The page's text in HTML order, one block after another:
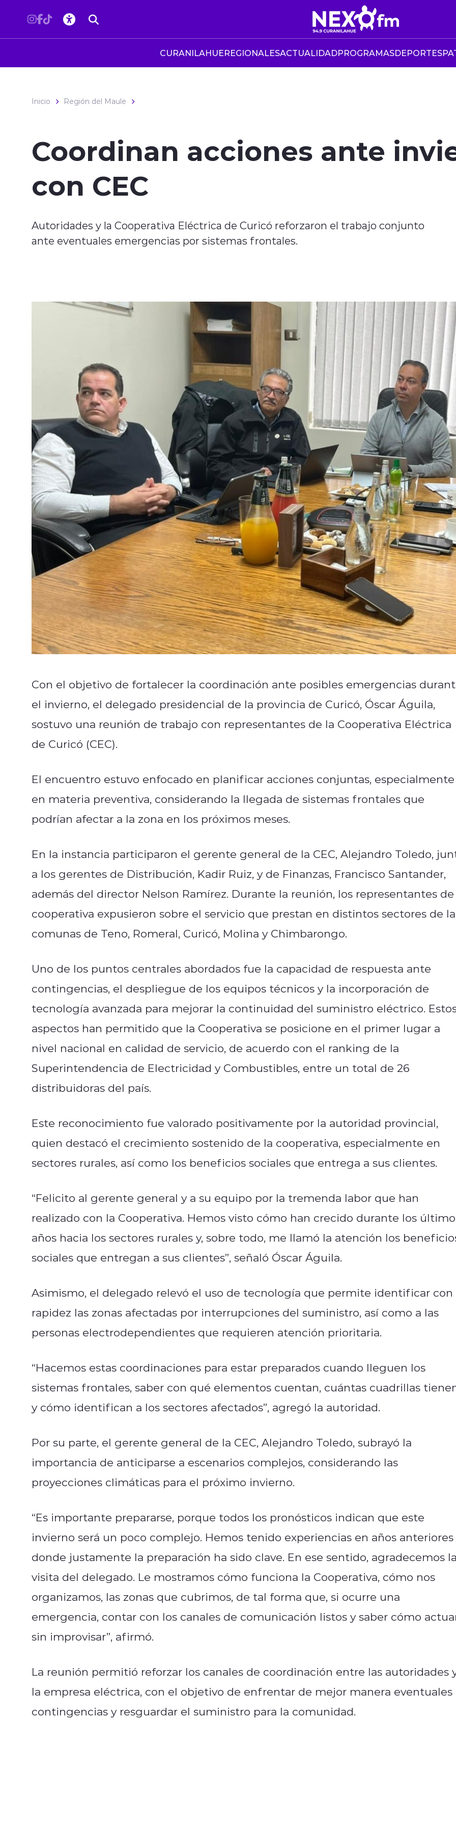
CURANILAHUEREGIONALESACTUALIDADPROGRAMASDEPORTES
Inicio Región del Maule
Coordinan acciones ante
con CEC
Autoridades y la Cooperativa Eléctrica de Curicó reforzaron el trabajo conjunto
ante eventuales emergencias por sistemas frontales.
Con el objetivo de fortalecer la coordinación ante posibles emergencias
el invierno, el delegado presidencial de la provincia de Curicó, Óscar Águila,
sostuvo una reunión de trabajo con representantes de la Cooperativa Eléctrica
de Curicó (CEC).
El encuentro estuvo enfocado en planificar acciones conjuntas, especialmente
en materia preventiva, considerando la llegada de sistemas frontales que
podrían afectar a la zona en los próximos meses.
En la instancia participaron el gerente general de la CEC, Alejandro Toledo,
a los gerentes de Distribución, Kadir Ruiz, y de Finanzas, Francisco Santander,
además del director Nelson Ramírez. Durante la reunión, los representantes
cooperativa expusieron sobre el servicio que prestan en distintos sectores de
comunas de Teno, Romeral, Curicó, Molina y Chimbarongo.
Uno de los puntos centrales abordados fue la capacidad de respuesta ante
contingencias, el despliegue de los equipos técnicos y la incorporación de
tecnología avanzada para mejorar la continuidad del suministro eléctrico.
aspectos han permitido que la Cooperativa se posicione en el primer lugar a
nivel nacional en calidad de servicio, de acuerdo con el ranking de la
Superintendencia de Electricidad y Combustibles, entre un total de 26
distribuidoras del país.
Este reconocimiento fue valorado positivamente por la autoridad provincial,
quien destacó el crecimiento sostenido de la cooperativa, especialmente en
sectores rurales, así como los beneficios sociales que entrega a sus clientes.
“Felicito al gerente general y a su equipo por la tremenda labor que han
realizado con la Cooperativa. Hemos visto cómo han crecido durante los
años hacia los sectores rurales y, sobre todo, me llamó la atención los
sociales que entregan a sus clientes”, señaló Óscar Águila.
Asimismo, el delegado relevó el uso de tecnología que permite identificar con
rapidez las zonas afectadas por interrupciones del suministro, así como a las
personas electrodependientes que requieren atención prioritaria.
“Hacemos estas coordinaciones para estar preparados cuando lleguen los
sistemas frontales, saber con qué elementos cuentan, cuántas cuadrillas
y cómo identifican a los sectores afectados”, agregó la autoridad.
Por su parte, el gerente general de la CEC, Alejandro Toledo, subrayó la
importancia de anticiparse a escenarios complejos, considerando las
proyecciones climáticas para el próximo invierno.
“Es importante prepararse, porque todos los pronósticos indican que este
invierno será un poco complejo. Hemos tenido experiencias en años anteriores
donde justamente la preparación ha sido clave. En ese sentido, agradecemos
visita del delegado. Le mostramos cómo funciona la Cooperativa, cómo nos
organizamos, las zonas que cubrimos, de tal forma que, si ocurre una
emergencia, contar con los canales de comunicación listos y saber cómo
sin improvisar”, afirmó.
La reunión permitió reforzar los canales de coordinación entre las autoridades
la empresa eléctrica, con el objetivo de enfrentar de mejor manera eventuales
contingencias y resguardar el suministro para la comunidad.